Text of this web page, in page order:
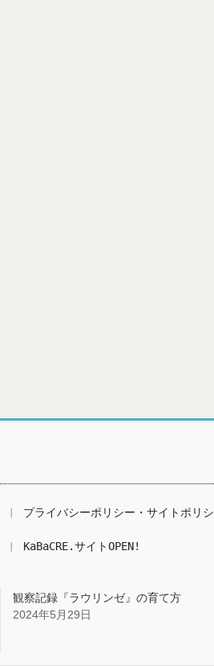
❘
プライバシーポリシー・サイトポリシ
❘ KaBaCRE.サイトOPEN!
観察記録『ラウリンゼ』の育て方
2024年5月29日